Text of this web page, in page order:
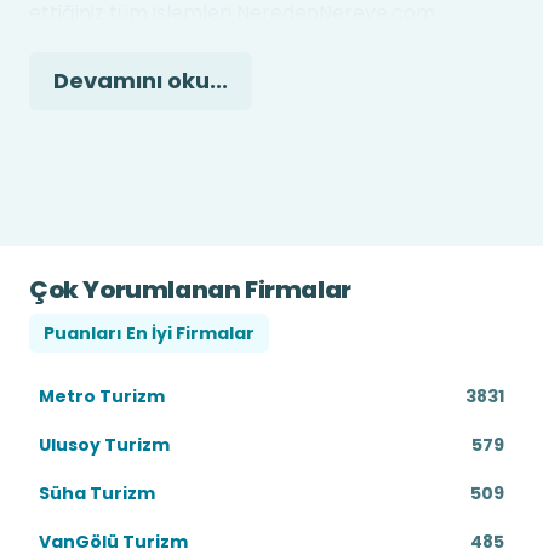
Biletini, Türkiye’nin pek çok ilinde bulunan
Devamını oku...
Çok Yorumlanan Firmalar
Puanları En İyi Firmalar
Metro Turizm
3831
Ulusoy Turizm
579
Süha Turizm
509
VanGölü Turizm
485